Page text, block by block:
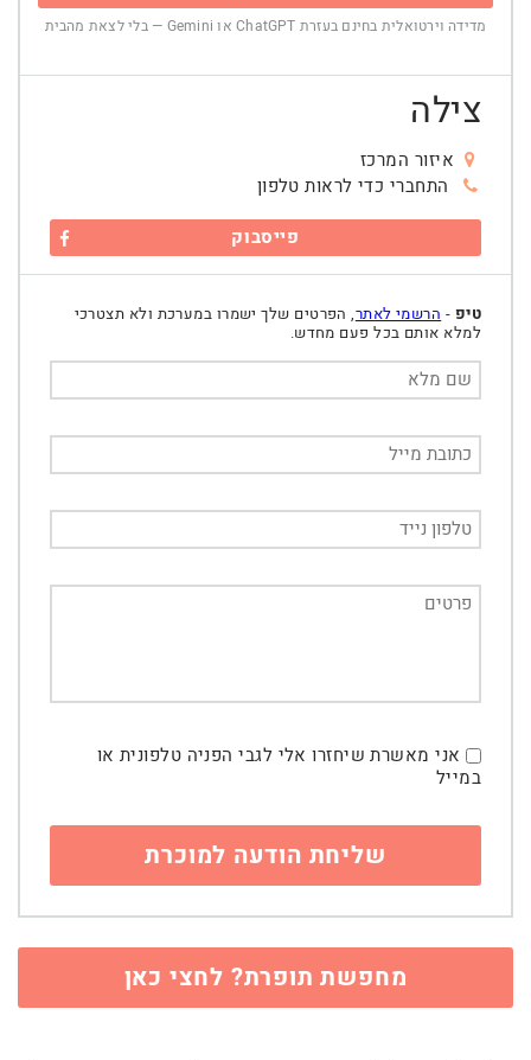
מדידה וירטואלית בחינם בעזרת ChatGPT או Gemini — בלי לצאת מהבית
צילה
איזור המרכז
התחברי כדי לראות טלפון
פייסבוק
טיפ - הרשמי לאתר, הפרטים שלך ישמרו במערכת ולא תצטרכי
למלא אותם בכל פעם מחדש.
אני מאשרת שיחזרו אלי לגבי הפניה טלפונית או
במייל
מחפשת תופרת? לחצי כאן